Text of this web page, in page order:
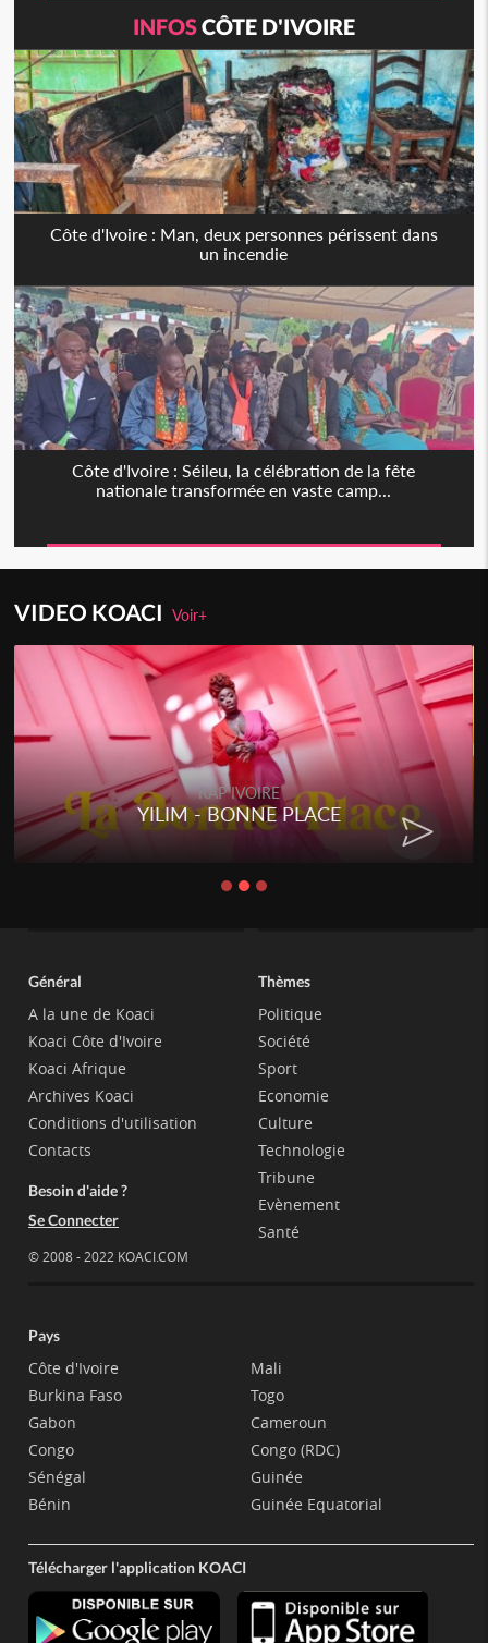
INFOSCÔTE D'IVOIRE
Côte d'Ivoire : Man, deux personnes périssent dans
un incendie
Côte d'Ivoire : Séileu, la célébration de la fête
nationale transformée en vaste camp...
VIDEO KOACIVoir+
RAP IVOIRE
YILIM - BONNE PLACE
Général
A la une de Koaci
Koaci Côte d'Ivoire
Koaci Afrique
Archives Koaci
Conditions d'utilisation
Contacts
Besoin d'aide ?
Se Connecter
© 2008 - 2022 KOACI.COM
Thèmes
Politique
Société
Sport
Economie
Culture
Technologie
Tribune
Evènement
Santé
Pays
Côte d'Ivoire
Burkina Faso
Gabon
Congo
Sénégal
Bénin
Mali
Togo
Cameroun
Congo (RDC)
Guinée
Guinée Equatorial
Télécharger l'application KOACI